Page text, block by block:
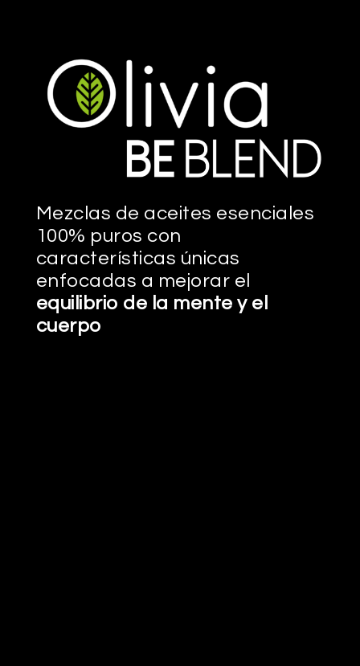
Mezclas de aceites esenciales
100% puros con
características únicas
enfocadas a mejorar el
equilibrio de la mente y el
cuerpo